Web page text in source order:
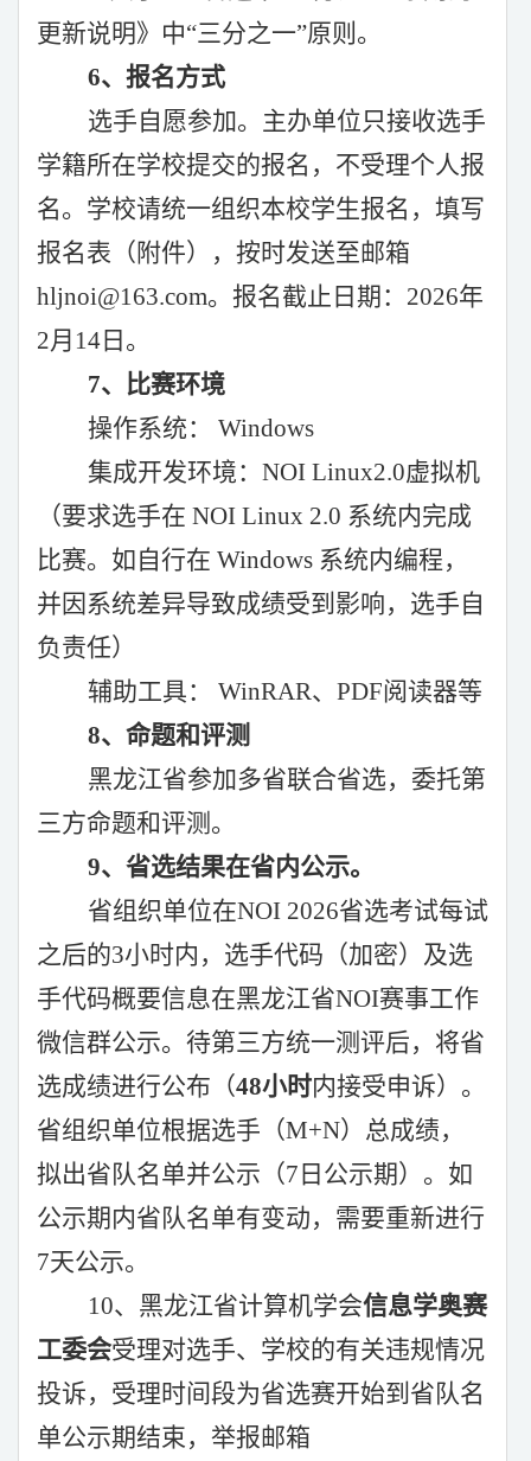
更新说明》中“三分之一”原则。
6、报名方式
选手自愿参加。主办单位只接收选手
学籍所在学校提交的报名，不受理个人报
名。学校请统一组织本校学生报名，填写
报名表（附件），按时发送至邮箱
hljnoi@163.com。报名截止日期： 2026年
2月 14 日。
7、比赛环境
操作系统：
Windows
集成开发环境： NOI Linux2.0虚拟机
（要求选手在 NOI Linux 2.0 系统内完成
比赛。如自行在 Windows 系统内编程，
并因系统差异导致成绩受到影响，选手自
负责任）
辅助工具：
WinRAR、PDF阅读器等
8、命题和评测
黑龙江省参加多省联合省选，委托第
三方命题和评测。
9、省选结果在省内公示。
省组织单位在NOI 2026省选考试每试
之后的3小时内，选手代码（加密）及选
手代码概要信息在黑龙江省NOI赛事工作
微信群公示。待第三方统一测评后，将省
选成绩进行公布（48小时内接受申诉）。
省组织单位根据选手（M+N）总成绩，
拟出省队名单并公示（7日公示期）。如
公示期内省队名单有变动，需要重新进行
7天公示。
10、黑龙江省计算机学会信息学奥赛
工委会受理对选手、学校的有关违规情况
投诉，受理时间段为省选赛开始到省队名
单公示期结束， 举报邮箱